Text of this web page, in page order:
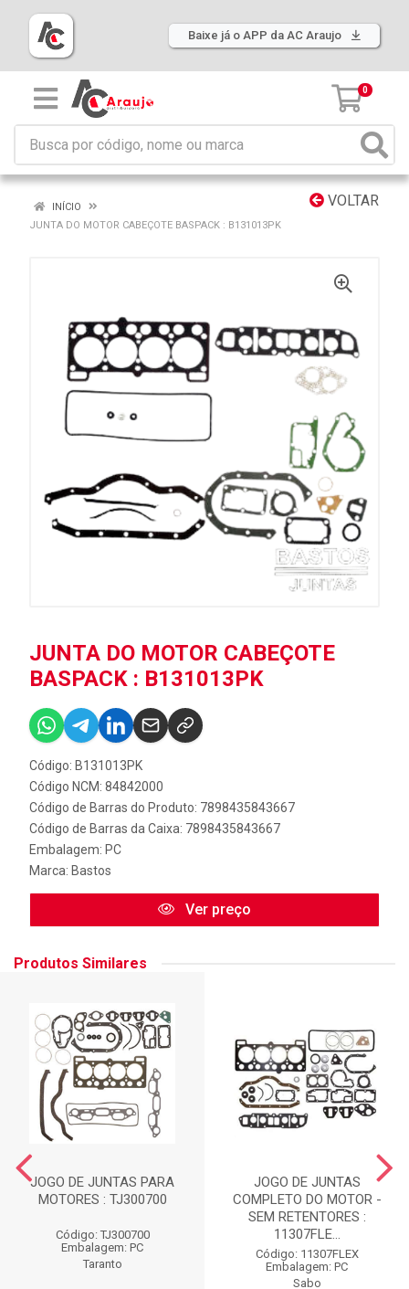
Baixe já o APP da AC Araujo
0
VOLTAR
INÍCIO
JUNTA DO MOTOR CABEÇOTE BASPACK : B131013PK
JUNTA DO MOTOR CABEÇOTE
BASPACK : B131013PK
Código: B131013PK
Código NCM: 84842000
Código de Barras do Produto: 7898435843667
Código de Barras da Caixa: 7898435843667
Embalagem: PC
Marca: Bastos
Ver preço
Produtos Similares
JOGO DE JUNTAS PARA
MOTORES : TJ300700
Código: TJ300700
Embalagem: PC
Taranto
JOGO DE JUNTAS
COMPLETO DO MOTOR -
SEM RETENTORES :
11307FLE...
Código: 11307FLEX
Embalagem: PC
Sabo